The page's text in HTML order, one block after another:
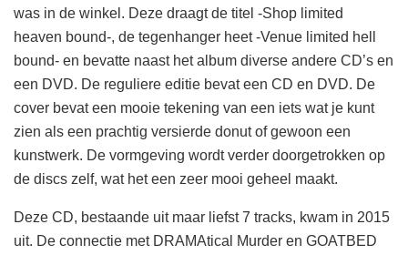
was in de winkel. Deze draagt de titel -Shop limited
heaven bound-, de tegenhanger heet -Venue limited hell
bound- en bevatte naast het album diverse andere CD’s en
een DVD. De reguliere editie bevat een CD en DVD. De
cover bevat een mooie tekening van een iets wat je kunt
zien als een prachtig versierde donut of gewoon een
kunstwerk. De vormgeving wordt verder doorgetrokken op
de discs zelf, wat het een zeer mooi geheel maakt.
Deze CD, bestaande uit maar liefst 7 tracks, kwam in 2015
uit. De connectie met DRAMAtical Murder en GOATBED